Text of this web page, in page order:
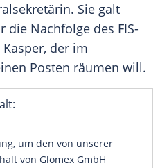
Sie galt
Nachfolge des FIS-
Kasper, der im
Posten räumen will.
um den von unserer
von Glomex GmbH